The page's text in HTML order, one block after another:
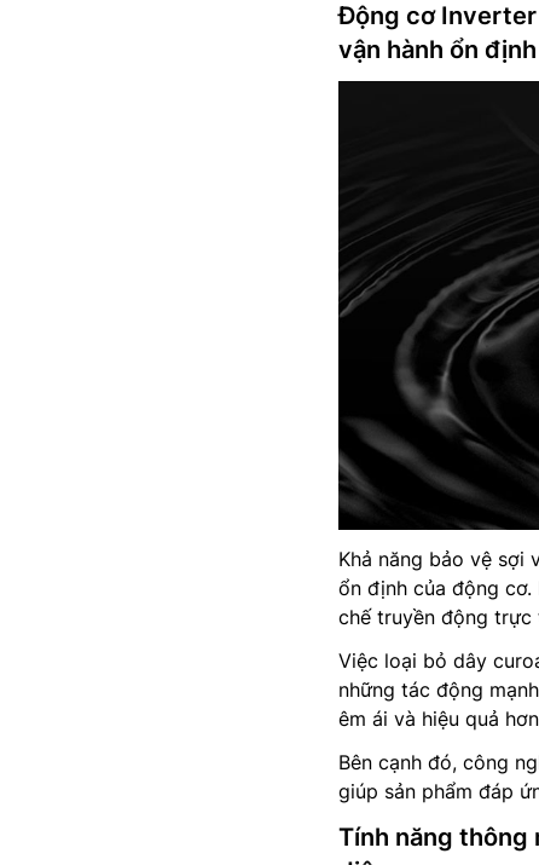
Động cơ Inverter
vận hành ổn định
Khả năng bảo vệ sợi
ổn định của động
chế truyền động trực
Việc loại bỏ dây
những tác động
êm ái và hiệu quả
Bên cạnh đó, công
giúp sản phẩm đáp
Tính năng thông